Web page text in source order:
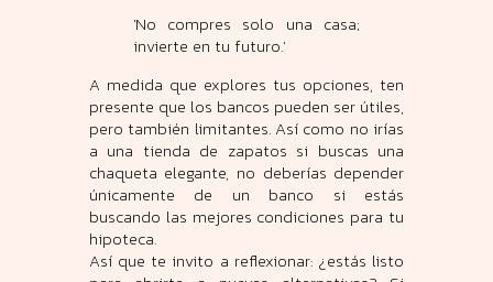
'No compres solo una casa;
invierte en tu futuro.'
A medida que explores tus opciones, ten
presente que los bancos pueden ser útiles,
pero también limitantes. Así como no irías
a una tienda de zapatos si buscas una
chaqueta elegante, no deberías depender
únicamente de un banco si estás
buscando las mejores condiciones para tu
hipoteca.
Así que te invito a reflexionar: ¿estás listo